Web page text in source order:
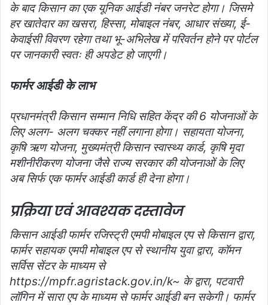
के बाद किसान का एक यूनिक आईडी नंबर जनरेट होगा। जिसमे
हर खातेदार का खसरा, हिस्सा, मोबाइल नंबर, आधार संख्या, ई-
केवाईसी विवरण रहेगा तथा भू-अभिलेख में परिवर्तन होने पर पोर्टल
पर जानकारी स्वतः ही अपडेट हो जाएगी।
फार्मर आईडी के लाभ
प्रधानमंत्री किसान सम्मान निधि सहित केंद्र की 6 योजनाओं के
लिए अलग- अलग चक्कर नहीं लगाना होगा। सहायता योजना,
कृषि ऋण योजना, मुख्यमंत्री किसान स्वास्थ्य कार्ड, कृषि मृदा
मशीनीरीकरण योजना जैसे राज्य सरकार की योजनाओं के लिए
अब सिर्फ एक फार्मर आईडी कार्ड ही देना होगा।
प्रक्रिया एवं आवश्यक दस्तावेज
किसान आईडी फार्मर रजिस्ट्री एमपी मोबाइल एप से किसान द्वारा,
फार्मर सहायक एमपी मोबाइल एप से स्थानीय युवा द्वारा, कॉमन
सर्विस सेंटर के माध्यम से
https://mpfr.agristack.gov.in/k~ के द्वारा, पटवारी
लॉगिन में सारा एप के माध्यम से फार्मर आईडी बन सकेगी। फार्मर